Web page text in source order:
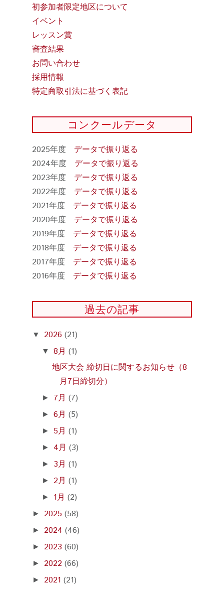
初参加者限定地区について
イベント
レッスン賞
審査結果
お問い合わせ
採用情報
特定商取引法に基づく表記
コンクールデータ
2025年度 データで振り返る
2024年度 データで振り返る
2023年度 データで振り返る
2022年度 データで振り返る
2021年度 データで振り返る
2020年度 データで振り返る
2019年度 データで振り返る
2018年度 データで振り返る
2017年度 データで振り返る
2016年度 データで振り返る
過去の記事
▼ 2026 (21)
▼8月(1)
地区大会 締切日に関するお知らせ（8
月7日締切分）
► 7月(7)
►6月(5)
► 5月(1)
► 4月(3)
► 3月(1)
► 2月(1)
► 1月(2)
► 2025 (58)
► 2024 (46)
► 2023 (60)
► 2022 (66)
► 2021 (21)